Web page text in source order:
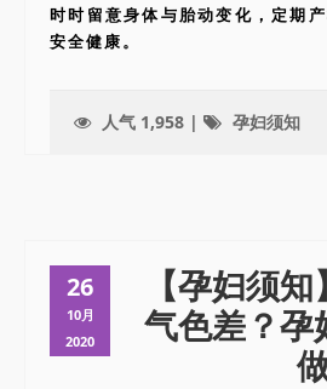
时时留意身体与胎动变化，定期
安全健康。
人气 1,958 | 孕妇须知
26
10月
2020
【孕妇须
气色差？孕